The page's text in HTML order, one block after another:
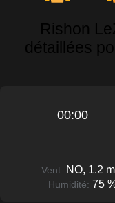
Rishon
détaillées
00:00
Vent: NO, 1.2
Humidité: 75